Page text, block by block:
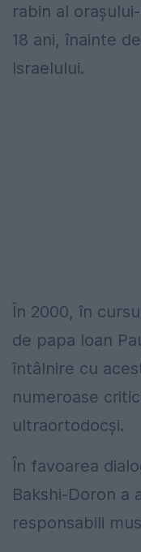
rabin al
18 ani, înainte
Israelului.
În 2000, în
de papa Ioan
întâlnire cu
numeroase
ultraortodocşi.
În favoarea
Bakshi-Doron a
responsabili